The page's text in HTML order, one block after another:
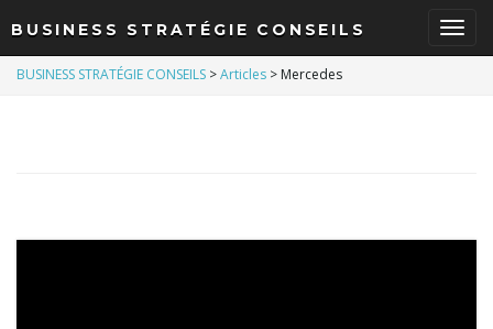
BUSINESS STRATÉGIE CONSEILS
BUSINESS STRATÉGIE CONSEILS >Articles > Mercedes